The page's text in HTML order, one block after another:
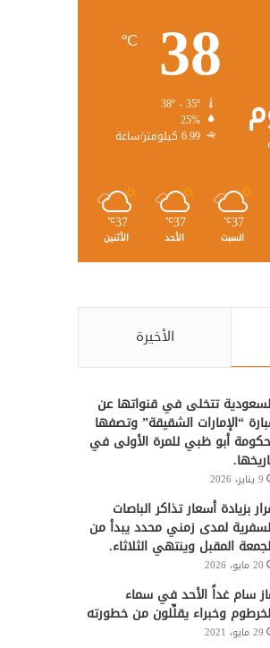
38
℃
25%
6.99 كيلومتر/ساعة
37
℃
السبت
37
℃
الأحد
37
℃
الأثنين
الأخيرة
تتخلى في قنواتها عن
“الإمارات الشقيقة” وتصفها
أبو ظبي للمرة الأولى في
9 يناير، 2026
بزيادة أسعار تذاكر الباصات
لمدى زمني محدد يبدأ من
المقبل وينتهي الثلاثاء.
20 مايو، 2026
سام غداً الأحد في سماء
وخبراء يقلِّلون من خطورته
29 مايو، 2021